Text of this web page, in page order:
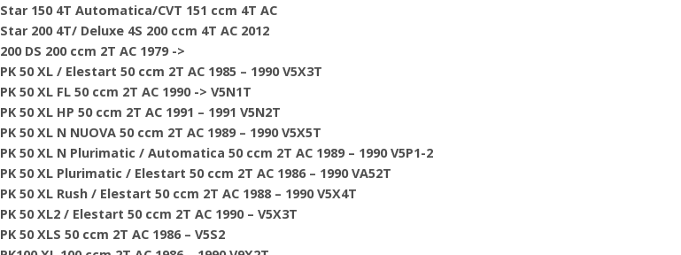
Star 150 4T Automatica/CVT 151 ccm 4T AC
Star 200 4T/ Deluxe 4S 200 ccm 4T AC 2012
200 DS 200 ccm 2T AC 1979 ->
PK 50 XL / Elestart 50 ccm 2T AC 1985 – 1990 V5X3T
PK 50 XL FL 50 ccm 2T AC 1990 -> V5N1T
PK 50 XL HP 50 ccm 2T AC 1991 – 1991 V5N2T
PK 50 XL N NUOVA 50 ccm 2T AC 1989 – 1990 V5X5T
PK 50 XL N Plurimatic / Automatica 50 ccm 2T AC 1989 – 1990 V5P1-2
PK 50 XL Plurimatic / Elestart 50 ccm 2T AC 1986 – 1990 VA52T
PK 50 XL Rush / Elestart 50 ccm 2T AC 1988 – 1990 V5X4T
PK 50 XL2 / Elestart 50 ccm 2T AC 1990 – V5X3T
PK 50 XLS 50 ccm 2T AC 1986 – V5S2